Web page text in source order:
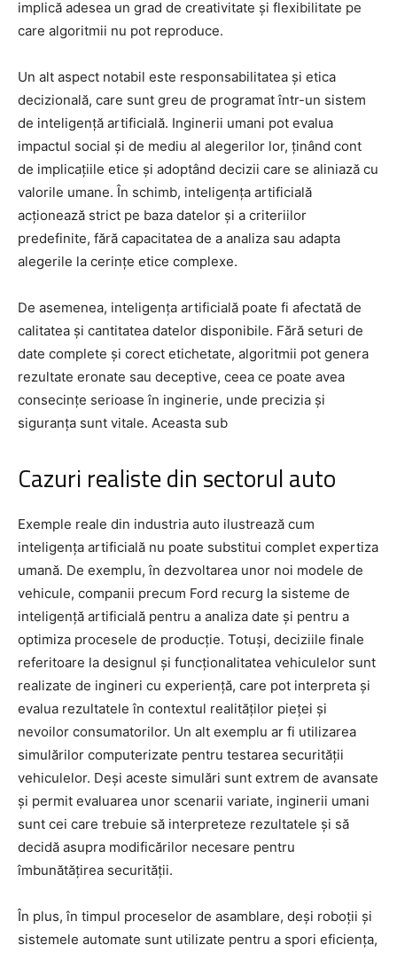
implică adesea un grad de creativitate și flexibilitate pe
care algoritmii nu pot reproduce.
Un alt aspect notabil este responsabilitatea și etica
decizională, care sunt greu de programat într-un sistem
de inteligență artificială. Inginerii umani pot evalua
impactul social și de mediu al alegerilor lor, ținând cont
de implicațiile etice și adoptând decizii care se aliniază cu
valorile umane. În schimb, inteligența artificială
acționează strict pe baza datelor și a criteriilor
predefinite, fără capacitatea de a analiza sau adapta
alegerile la cerințe etice complexe.
De asemenea, inteligența artificială poate fi afectată de
calitatea și cantitatea datelor disponibile. Fără seturi de
date complete și corect etichetate, algoritmii pot genera
rezultate eronate sau deceptive, ceea ce poate avea
consecințe serioase în inginerie, unde precizia și
siguranța sunt vitale. Aceasta sub
Cazuri realiste din sectorul auto
Exemple reale din industria auto ilustrează cum
inteligența artificială nu poate substitui complet expertiza
umană. De exemplu, în dezvoltarea unor noi modele de
vehicule, companii precum Ford recurg la sisteme de
inteligență artificială pentru a analiza date și pentru a
optimiza procesele de producție. Totuși, deciziile finale
referitoare la designul și funcționalitatea vehiculelor sunt
realizate de ingineri cu experiență, care pot interpreta și
evalua rezultatele în contextul realităților pieței și
nevoilor consumatorilor. Un alt exemplu ar fi utilizarea
simulărilor computerizate pentru testarea securității
vehiculelor. Deși aceste simulări sunt extrem de avansate
și permit evaluarea unor scenarii variate, inginerii umani
sunt cei care trebuie să interpreteze rezultatele și să
decidă asupra modificărilor necesare pentru
îmbunătățirea securității.
În plus, în timpul proceselor de asamblare, deși roboții și
sistemele automate sunt utilizate pentru a spori eficiența,